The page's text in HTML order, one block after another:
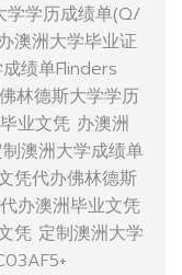
学学历成绩单(Q/
澳洲大学毕业证
绩单Flinders
林德斯大学学历
业文凭 办澳洲
澳洲大学成绩单
凭代办佛林德斯
办澳洲毕业文凭
凭 定制澳洲大学